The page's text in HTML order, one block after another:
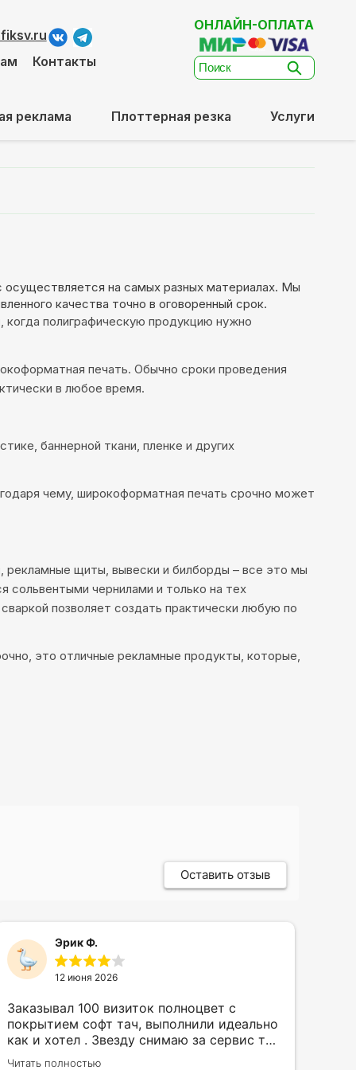
Контакты
ОНЛАЙН-ОПЛАТА
реклама Плоттерная резка Услуги
осуществляется на самых разных материалах. Мы
качества точно в оговоренный срок.
когда полиграфическую продукцию нужно
печать. Обычно сроки проведения
в любое время.
баннерной ткани, пленке и других
чему, широкоформатная печать срочно может
щиты, вывески и билборды – все это мы
сольвентыми чернилами и только на тех
позволяет создать практически любую по
это отличные рекламные продукты, которые,
Оставить отзыв
Эрик Ф.
12 июня 2026
Заказывал 100 визиток полноцвет с
покрытием софт тач, выполнили идеально
как и хотел . Звезду снимаю за сервис так
как в первый день приехал за 30 мин до
Читать полностью